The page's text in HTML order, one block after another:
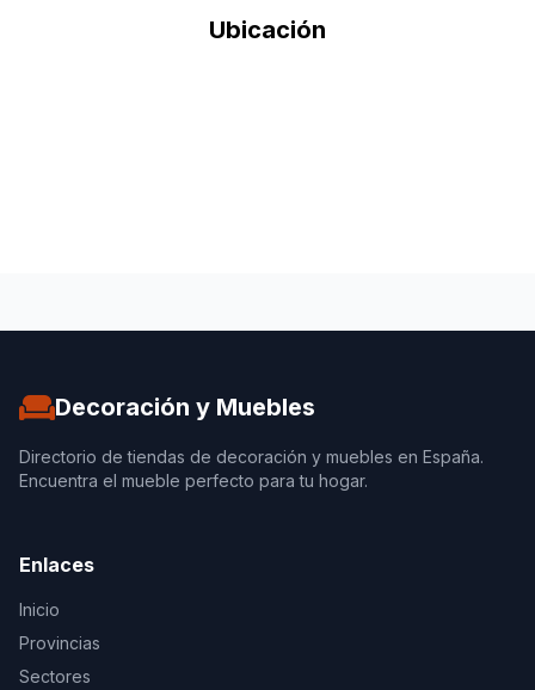
Ubicación
Decoración y Muebles
Directorio de tiendas de decoración y muebles en España.
Encuentra el mueble perfecto para tu hogar.
Enlaces
Inicio
Provincias
Sectores